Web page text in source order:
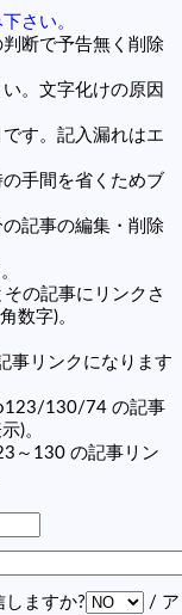
さい。
断で予告無く削除
。文字化けの原因
す。記入漏れはエ
手間を省くためブ
記事の編集・削除
の記事にリンクさ
数字)。
リンクになります
130/74 の記事
)。
～130 の記事リン
ますか?
/ ア